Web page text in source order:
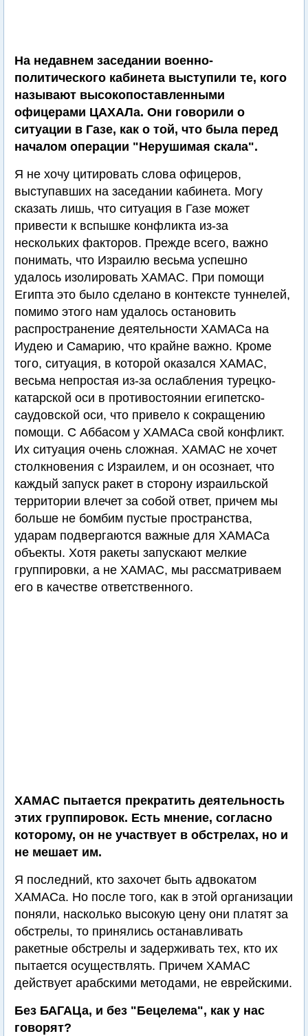
На недавнем заседании военно-
политического кабинета выступили те, кого
называют высокопоставленными
офицерами ЦАХАЛа. Они говорили о
ситуации в Газе, как о той, что была перед
началом операции "Нерушимая скала".
Я не хочу цитировать слова офицеров,
выступавших на заседании кабинета. Могу
сказать лишь, что ситуация в Газе может
привести к вспышке конфликта из-за
нескольких факторов. Прежде всего, важно
понимать, что Израилю весьма успешно
удалось изолировать ХАМАС. При помощи
Египта это было сделано в контексте туннелей,
помимо этого нам удалось остановить
распространение деятельности ХАМАСа на
Иудею и Самарию, что крайне важно. Кроме
того, ситуация, в которой оказался ХАМАС,
весьма непростая из-за ослабления турецко-
катарской оси в противостоянии египетско-
саудовской оси, что привело к сокращению
помощи. С Аббасом у ХАМАСа свой конфликт.
Их ситуация очень сложная. ХАМАС не хочет
столкновения с Израилем, и он осознает, что
каждый запуск ракет в сторону израильской
территории влечет за собой ответ, причем мы
больше не бомбим пустые пространства,
ударам подвергаются важные для ХАМАСа
объекты. Хотя ракеты запускают мелкие
группировки, а не ХАМАС, мы рассматриваем
его в качестве ответственного.
ХАМАС пытается прекратить деятельность
этих группировок. Есть мнение, согласно
которому, он не участвует в обстрелах, но и
не мешает им.
Я последний, кто захочет быть адвокатом
ХАМАСа. Но после того, как в этой организации
поняли, насколько высокую цену они платят за
обстрелы, то принялись останавливать
ракетные обстрелы и задерживать тех, кто их
пытается осуществлять. Причем ХАМАС
действует арабскими методами, не еврейскими.
Без БАГАЦа, и без "Бецелема", как у нас
говорят?